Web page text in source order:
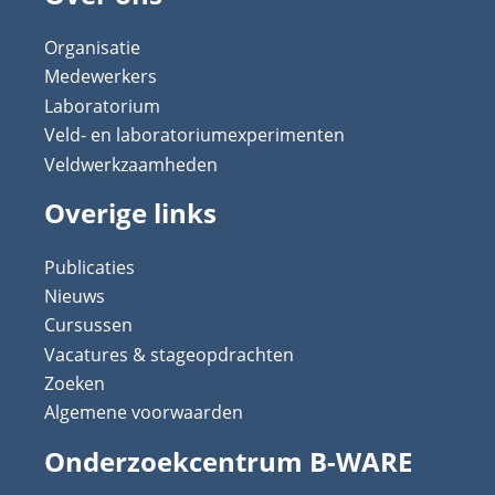
Organisatie
Medewerkers
Laboratorium
Veld- en laboratoriumexperimenten
Veldwerkzaamheden
Overige links
Publicaties
Nieuws
Cursussen
Vacatures & stageopdrachten
Zoeken
Algemene voorwaarden
Onderzoekcentrum B-WARE